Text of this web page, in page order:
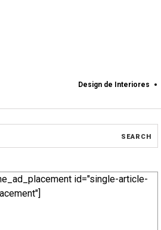
Design de Interiores
id="single-article-